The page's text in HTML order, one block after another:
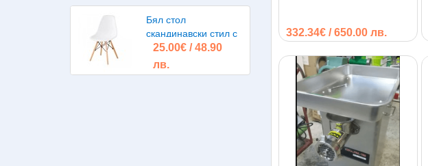
Бял стол
скандинавски стил с
дървени крака Рагнар
25.00€ / 48.90
лв.
332.34€ / 650.00 лв.